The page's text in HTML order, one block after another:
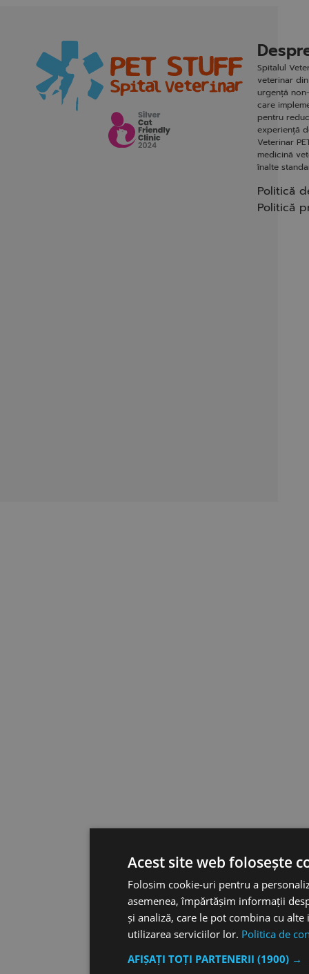
Spitalul
veterinar
urgență
care
pentru
experiență
Veterinar
medicină
înalte
Politică
Politică
Acest site web folosește
Folosim cookie-uri pentru a
asemenea, împărtășim informații
și analiză, care le pot combina cu
utilizarea serviciilor lor. Politica de
AFIȘAȚI TOȚI PARTENERII (1900) →